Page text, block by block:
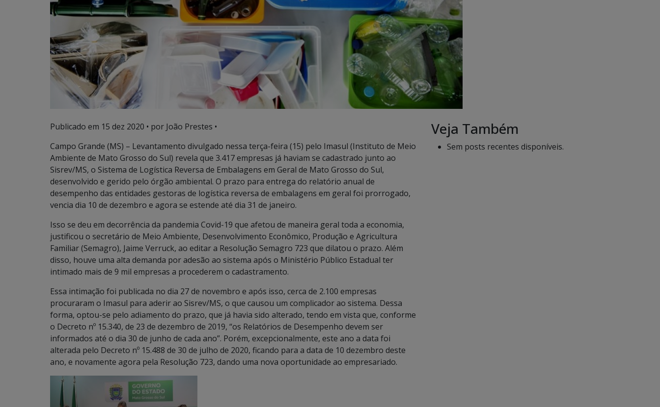
Publicado em 15 dez 2020 • por João Prestes •
Campo Grande (MS) – Levantamento divulgado nessa terça-feira (15) pelo Imasul (Instituto de Meio
Ambiente de Mato Grosso do Sul) revela que 3.417 empresas já haviam se cadastrado junto ao
Sisrev/MS, o Sistema de Logística Reversa de Embalagens em Geral de Mato Grosso do Sul,
desenvolvido e gerido pelo órgão ambiental. O prazo para entrega do relatório anual de
desempenho das entidades gestoras de logística reversa de embalagens em geral foi prorrogado,
vencia dia 10 de dezembro e agora se estende até dia 31 de janeiro.
Isso se deu em decorrência da pandemia Covid-19 que afetou de maneira geral toda a economia,
justificou o secretário de Meio Ambiente, Desenvolvimento Econômico, Produção e Agricultura
Familiar (Semagro), Jaime Verruck, ao editar a Resolução Semagro 723 que dilatou o prazo. Além
disso, houve uma alta demanda por adesão ao sistema após o Ministério Público Estadual ter
intimado mais de 9 mil empresas a procederem o cadastramento.
Essa intimação foi publicada no dia 27 de novembro e após isso, cerca de 2.100 empresas
procuraram o Imasul para aderir ao Sisrev/MS, o que causou um complicador ao sistema. Dessa
forma, optou-se pelo adiamento do prazo, que já havia sido alterado, tendo em vista que, conforme
o Decreto nº 15.340, de 23 de dezembro de 2019, “os Relatórios de Desempenho devem ser
informados até o dia 30 de junho de cada ano”. Porém, excepcionalmente, este ano a data foi
alterada pelo Decreto nº 15.488 de 30 de julho de 2020, ficando para a data de 10 dezembro deste
ano, e novamente agora pela Resolução 723, dando uma nova oportunidade ao empresariado.
Veja Também
Sem posts recentes disponíveis.